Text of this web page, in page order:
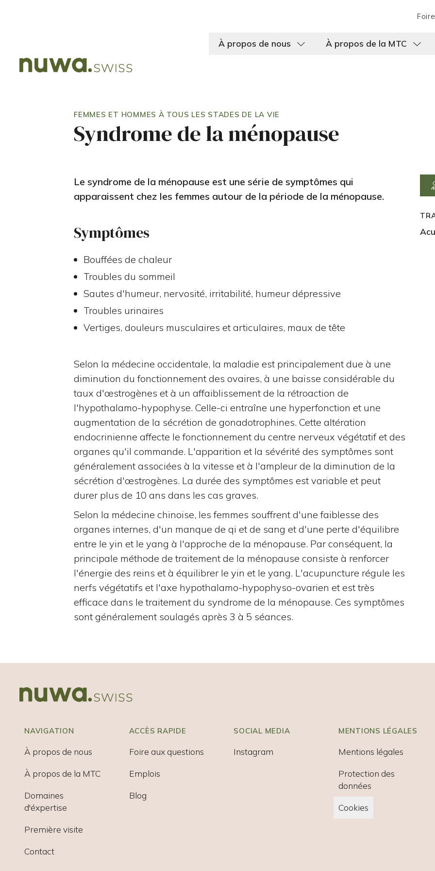
À propos de nous À propos de la MTC
FEMMES ET HOMMES À TOUS LES STADES DE LA VIE
Syndrome de la ménopause
Le syndrome de la ménopause est une série de symptômes qui
apparaissent chez les femmes autour de la période de la ménopause.
Symptômes
Bouffées de chaleur
Troubles du sommeil
Sautes d'humeur, nervosité, irritabilité, humeur dépressive
Troubles urinaires
Vertiges, douleurs musculaires et articulaires, maux de tête
Selon la médecine occidentale, la maladie est principalement due à une
diminution du fonctionnement des ovaires, à une baisse considérable du
taux d'œstrogènes et à un affaiblissement de la rétroaction de
l'hypothalamo-hypophyse. Celle-ci entraîne une hyperfonction et une
augmentation de la sécrétion de gonadotrophines. Cette altération
endocrinienne affecte le fonctionnement du centre nerveux végétatif et des
organes qu'il commande. L'apparition et la sévérité des symptômes sont
généralement associées à la vitesse et à l'ampleur de la diminution de la
sécrétion d'œstrogènes. La durée des symptômes est variable et peut
durer plus de 10 ans dans les cas graves.
Selon la médecine chinoise, les femmes souffrent d'une faiblesse des
organes internes, d'un manque de qi et de sang et d'une perte d'équilibre
entre le yin et le yang à l'approche de la ménopause. Par conséquent, la
principale méthode de traitement de la ménopause consiste à renforcer
l'énergie des reins et à équilibrer le yin et le yang. L'acupuncture régule les
nerfs végétatifs et l'axe hypothalamo-hypophyso-ovarien et est très
efficace dans le traitement du syndrome de la ménopause. Ces symptômes
sont généralement soulagés après 3 à 5 séances.
NAVIGATION
À propos de nous
À propos de la MTC
Domaines
d'éxpertise
Première visite
Contact
ACCÈS RAPIDE
Foire aux questions
Emplois
Blog
SOCIAL MEDIA
Instagram
MENTIONS LÉGALES
Mentions légales
Protection des
données
Cookies